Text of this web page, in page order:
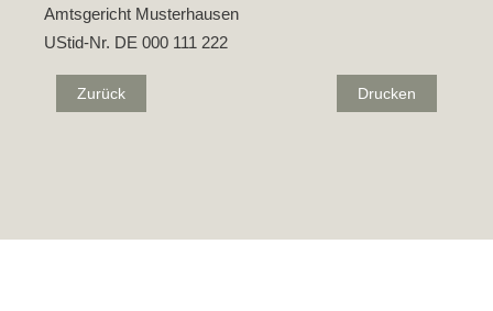
Amtsgericht Musterhausen
UStid-Nr. DE 000 111 222
Zurück Drucken